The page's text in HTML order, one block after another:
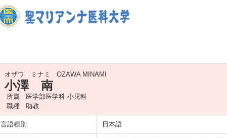
オザワ ミナミ OZAWA MINAMI
小澤 南
所属
医学部医学科 小児科
職種
助教
言語種別 日本語